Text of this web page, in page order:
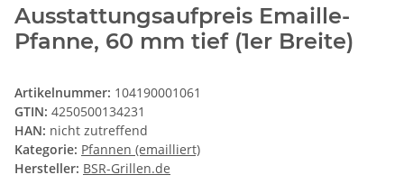
Ausstattungsaufpreis Emaille-
Pfanne, 60 mm tief (1er Breite)
Artikelnummer: 104190001061
GTIN: 4250500134231
HAN: nicht zutreffend
Kategorie: Pfannen (emailliert)
Hersteller: BSR-Grillen.de